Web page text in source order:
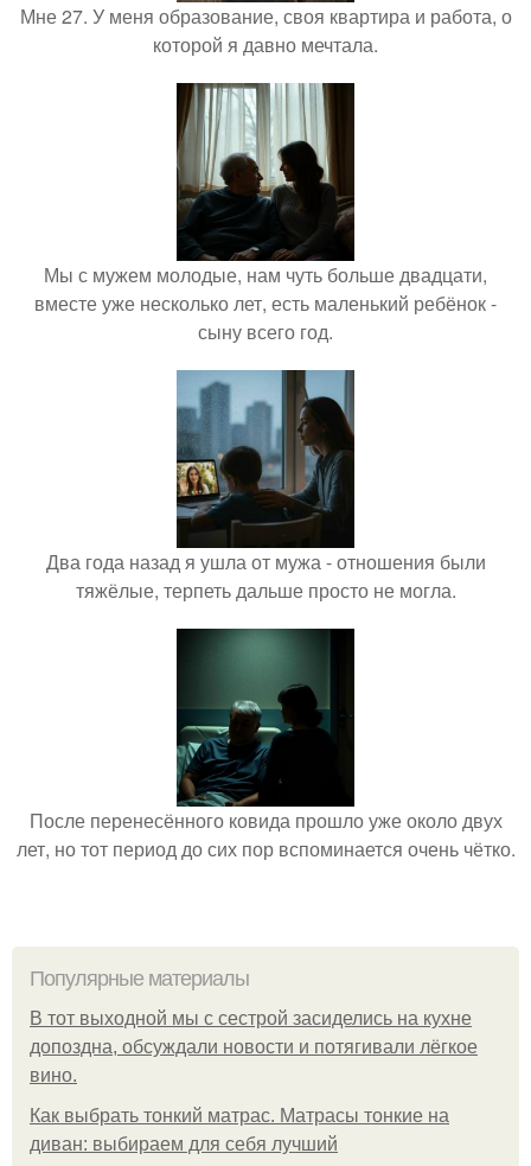
Мне 27. У меня образование, своя квартира и работа, о
которой я давно мечтала.
Мы с мужем молодые, нам чуть больше двадцати,
вместе уже несколько лет, есть маленький ребёнок -
сыну всего год.
Два года назад я ушла от мужа - отношения были
тяжёлые, терпеть дальше просто не могла.
После перенесённого ковида прошло уже около двух
лет, но тот период до сих пор вспоминается очень чётко.
Популярные материалы
В тот выходной мы с сестрой засиделись на кухне
допоздна, обсуждали новости и потягивали лёгкое
вино.
Как выбрать тонкий матрас. Матрасы тонкие на
диван: выбираем для себя лучший